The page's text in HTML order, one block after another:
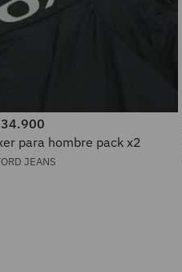
.900
Boxer para hombre pack x2
JEANS